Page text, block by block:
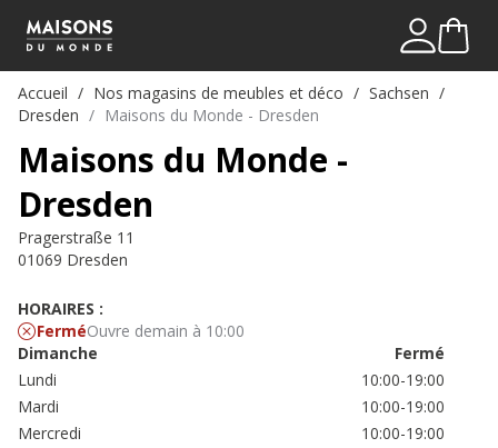
Mon
Me
Accueil Nos magasins de meubles et déco
Sachsen
Dresden
Maisons du Monde - Dresden
Maisons du Monde -
Dresden
Pragerstraße 11
01069 Dresden
HORAIRES :
FerméOuvre demain à 10:00
Dimanche
Fermé
Lundi
10:00-19:00
Mardi
10:00-19:00
Mercredi
10:00-19:00